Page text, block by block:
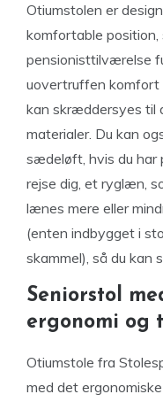
Otiumstolen er
komfortable position,
pensionisttilværelse
uovertruffen komfort
kan skræddersyes til
materialer. Du kan
sædeløft, hvis du har
rejse dig, et ryglæn,
lænes mere eller
(enten indbygget i
skammel), så du kan
Seniorstol
ergonomi og
Otiumstole fra
med det